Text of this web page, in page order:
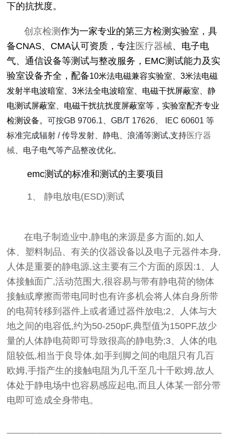
下的抗扰度。
创京检测作为一家专业的第三方检测实验室，具
备CNAS、CMA认可资质，专注医疗器械、电子电
气、通信设备等测试与整改服务，EMC测试能力及实
验室设备齐全，配备10⽶法电磁兼容实验室、3⽶法电磁
发射半电波暗室、3⽶法全电波暗室、电磁⼲扰屏蔽室、静
电测试屏蔽室、电磁⼲扰抗扰度屏蔽室等，实验室配齐专业
检测设备。可按GB 9706.1、GB/T 17626、 IEC 60601 等
标准完成辐射 / 传导发射、静电、浪涌等测试,支持医疗器
械 、电子电气等产品整改优化。
emc测试的标准和测试的主要项目
1、 静电放电(ESD)测试
在电子制造业中,静电的来源是多方面的,如人
体、塑料制品、有关的仪器设备以及电子元器件本身,
人体是重要的静电源,这主要有三个方面的原因:1、人
体接触面广,活动范围大,很容易与带有静电荷的物体
接触或摩擦而带电同时也有许多机会将人体自身所带
的电荷转移到器件上或者通过器件放电;2、人体与大
地之间的电容低,约为50-250pF,典型值为150PF,故少
量的人体静电荷即可导致很高的静电势;3、人体的电
阻较低,相当于良导体,如手到脚之间的电阻只有几百
欧姆,手指产生的接触电阻为几千至几十千欧姆,故人
体处于静电场中也容易感应起电,而且人体某一部分带
电即可造成全身带电。